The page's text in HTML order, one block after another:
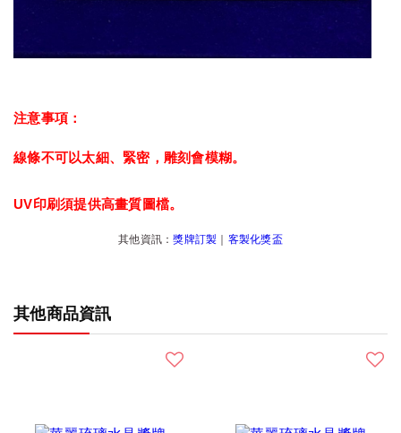
注意事項：
線條不可以太細、緊密，雕刻會模糊。
UV印刷須提供高畫質圖檔。
其他資訊：獎牌訂製 ｜ 客製化獎盃
其他商品資訊